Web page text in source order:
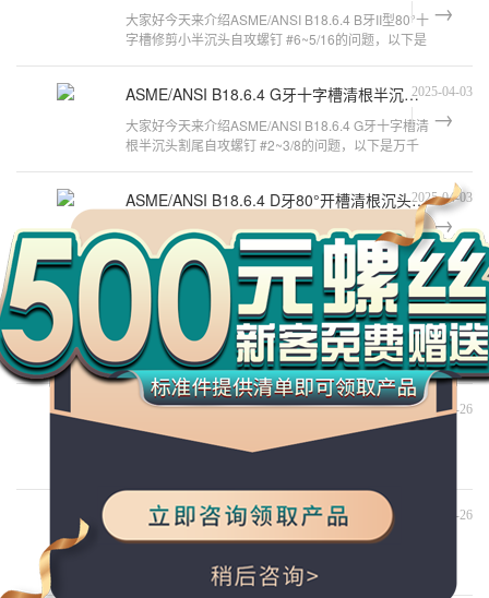
大家好今天来介绍ASME/ANSI B18.6.4 B牙II型80°十
字槽修剪小半沉头自攻螺钉 #6~5/16的问题，以下是
ASME/ANSI B18.6.4 G牙十字槽清根半沉头割尾自攻螺钉 #2~3/82025-04-03
大家好今天来介绍ASME/ANSI B18.6.4 G牙十字槽清
根半沉头割尾自攻螺钉 #2~3/8的问题，以下是万千
ASME/ANSI B18.6.4 D牙80°开槽清根沉头割尾自攻螺钉 #2~3/8
2025-04-03
大家好今天来介绍ASME/ANSI B18.6.4 D牙80°开槽
清根沉头割尾自攻螺钉 #2~3/8的问题，以下是万千
紧固件小编对此问题的归纳整理，来看
ASME/ANSI B18.6.3 BF牙80°十字槽沉头割尾自攻螺钉 #0~1/22025-03-26
大家好今天来介绍ASME/ANSI B18.6.3 BF牙80°十
字槽沉头割尾自攻螺钉 #0~1/2的问题，以下是万千
紧固件小编对此问题的归纳整理，来看
ASME/ANSI B18.6.4 BT牙100°米字槽沉头割尾自攻螺钉 #4~3/8
2025-03-26
大家好今天来介绍ASME/ANSI B18.6.4 BT牙100°米
2025-03-26
大家好今天来介绍ASME/ANSI B18.6.4 AB牙80°米
字槽修剪小半沉头自攻螺钉 #6~5/16的问题，以下是
万千紧固件小编对此问题的归纳整理
工
品